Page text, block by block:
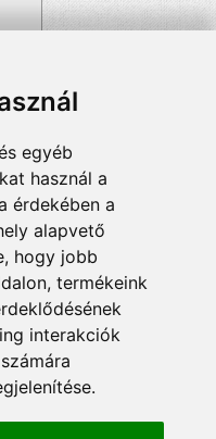
egyéb
használ a
érdekében a
alapvető
, hogy jobb
, termékeink
interakciók
.